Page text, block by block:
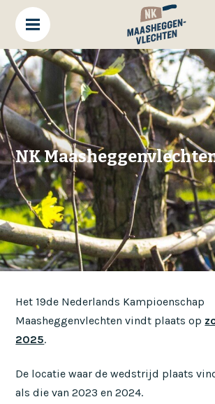
NK
Het 19de Nederlands Kampioenschap
Maasheggenvlechten vindt plaats op
2025.
De locatie waar de wedstrijd plaats
als die van 2023 en 2024.